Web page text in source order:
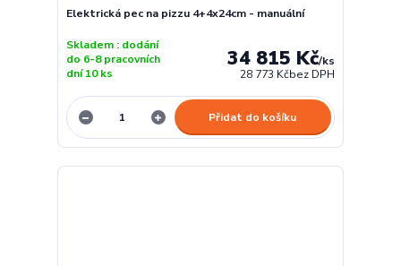
Elektrická pec na pizzu 4+4x24cm - manuální
34 815 Kč/ks
28 773 Kčbez DPH
Skladem : dodání
do 6-8 pracovních
dní 10 ks
Přidat do košíku